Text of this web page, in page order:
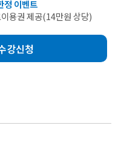
정 이벤트
용권 제공(14만원 상당)
강신청